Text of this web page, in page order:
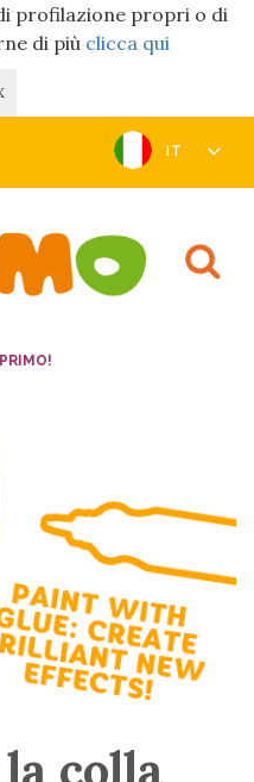
profilazione propri o di
di più clicca qui
IT